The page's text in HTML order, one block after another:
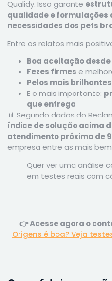
Qualidy. Isso garante
qualidade e formulações
necessidades dos pets
Entre os relatos mais
Boa aceitação
Fezes firmes e
Pelos mais brilhantes
E o mais importante:
que entrega
📊 Segundo dados do
índice de solução acima
atendimento próxima de
empresa entre as mais
Quer ver uma análise
em testes reais com
👉 Acesse agora o
Origens é boa? Veja